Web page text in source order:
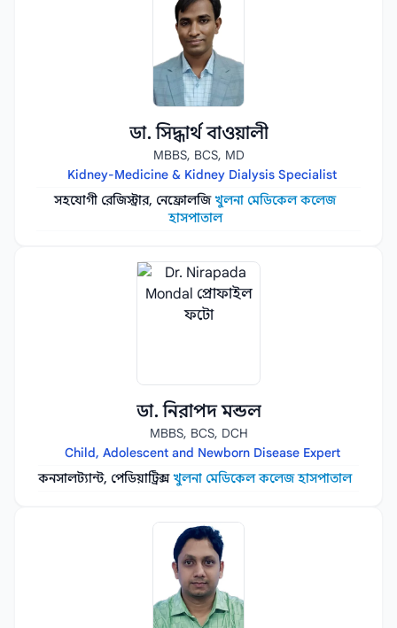
ডা. সিদ্ধার্থ বাওয়ালী
MBBS, BCS, MD
Kidney-Medicine & Kidney Dialysis Specialist
সহযোগী রেজিস্ট্রার, নেফ্রোলজিখুলনা মেডিকেল কলেজ
হাসপাতাল
ডা. নিরাপদ মন্ডল
MBBS, BCS, DCH
Child, Adolescent and Newborn Disease Expert
কনসালট্যান্ট, পেডিয়াট্রিক্সখুলনা মেডিকেল কলেজ হাসপাতাল